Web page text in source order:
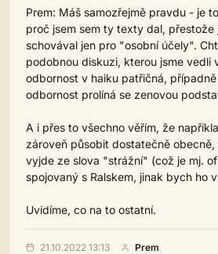
Prem: Máš samozřejmě pravdu - je
proč jsem sem ty texty dal, přestože
schovával jen pro "osobní účely".
podobnou diskuzi, kterou jsme vedli
odbornost v haiku patřičná,
odbornost prolíná se zenovou
A i přes to všechno věřím, že
zároveň působit dostatečně
vyjde ze slova "strážní" (což je mj.
spojovaný s Ralskem, jinak bych ho
Uvidíme, co na to ostatní.
21.10.2022 13:13 Prem